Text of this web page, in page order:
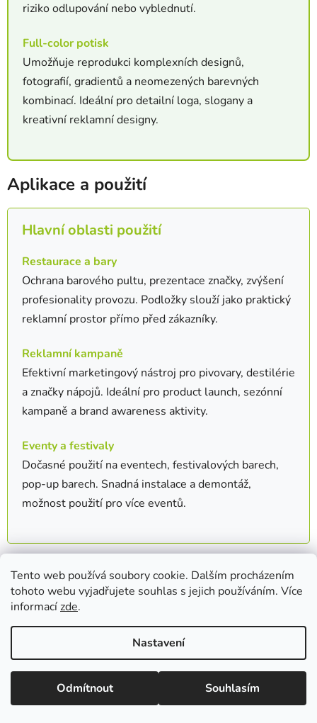
Tento web používá soubory cookie. Dalším procházením
tohoto webu vyjadřujete souhlas s jejich používáním. Více
informacízde.
Nastavení
Odmítnout Souhlasím
riziko odlupování nebo vyblednutí.
Full-color potisk
Umožňuje reprodukci komplexních designů,
fotografií, gradientů a neomezených barevných
kombinací. Ideální pro detailní loga, slogany a
kreativní reklamní designy.
Aplikace a použití
Hlavní oblasti použití
Restaurace a bary
Ochrana barového pultu, prezentace značky, zvýšení
profesionality provozu. Podložky slouží jako praktický
reklamní prostor přímo před zákazníky.
Reklamní kampaně
Efektivní marketingový nástroj pro pivovary, destilérie
a značky nápojů. Ideální pro product launch, sezónní
kampaně a brand awareness aktivity.
Eventy a festivaly
Dočasné použití na eventech, festivalových barech,
pop-up barech. Snadná instalace a demontáž,
možnost použití pro více eventů.
Údržba a péče
Každodenní čištění
prostředkem. Materiál odolá alkoholu, takže může být
dezinfikován standardními barovými čistidly.
Dlouhodobá údržba